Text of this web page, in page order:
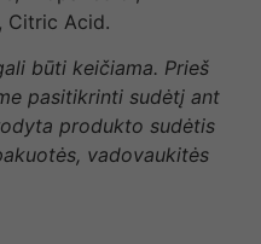
Citric Acid.
būti keičiama. Prieš
pasitikrinti sudėtį ant
produkto sudėtis
vadovaukitės